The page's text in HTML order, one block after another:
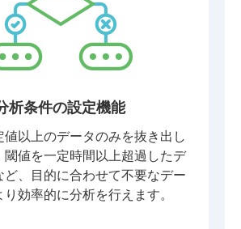
析条件の設定機能
値以上のデータのみを抜き出し
閾値を一定時間以上超過したデ
ど、目的に合わせて不要なデー
効率的に分析を行えます。